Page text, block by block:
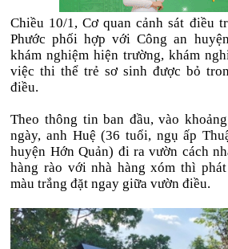
Chiều 10/1, Cơ quan cảnh sát điều
Phước phối hợp với Công an
khám nghiệm hiện trường, khám
việc thi thể trẻ sơ sinh được bỏ
điều.
Theo thông tin ban đầu, vào
ngày, anh Huệ (36 tuổi, ngụ ấp
huyện Hớn Quản) đi ra vườn cách
hàng rào với nhà hàng xóm thì
màu trắng đặt ngay giữa vườn điều.